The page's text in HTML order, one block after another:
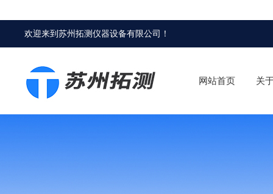
欢迎来到苏州拓测仪器设备有限公司 ！
网站首页 关